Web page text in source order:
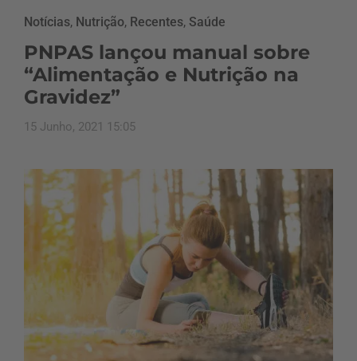
Notícias, Nutrição, Recentes, Saúde
PNPAS lançou manual sobre
“Alimentação e Nutrição na
Gravidez”
15 Junho, 2021 15:05